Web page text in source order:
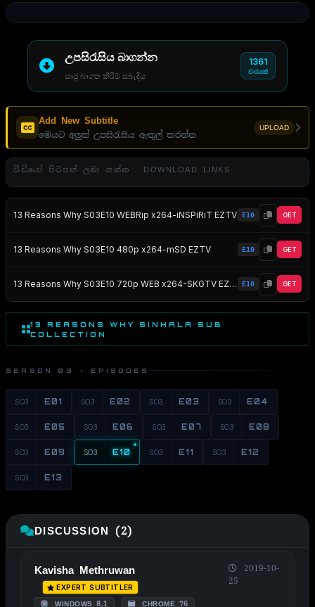
උපසිරැසිය බාගන්න
සෘජු බාගත කිරීම් සබැඳිය
1361
වාරයක්
Add New Subtitle
මෙයට අලුත් උපසිරැසිය ඇතුල් කරන්න
UPLOAD
වීඩියෝ පිටපත් ලබා ගන්න . DOWNLOAD LINKS
13 Reasons Why S03E10 WEBRip x264-iNSPiRiT EZTV E10 GET
13 Reasons Why S03E10 480p x264-mSD EZTV E10 GET
13 Reasons Why S03E10 720p WEB x264-SKGTV EZTV E10 GET
13 REASONS WHY SINHALA SUB
COLLECTION
SEASON 03 · EPISODES
S03 E01 S03 E02 S03 E03 S03 E04
S03 E05 S03 E06 S03 E07 S03 E08
S03 E09 S03 E10 S03 E11 S03 E12
S03 E13
DISCUSSION (2)
Kavisha Methruwan
EXPERT SUBTITLER
WINDOWS 8.1 CHROME 76
2019-10-
25